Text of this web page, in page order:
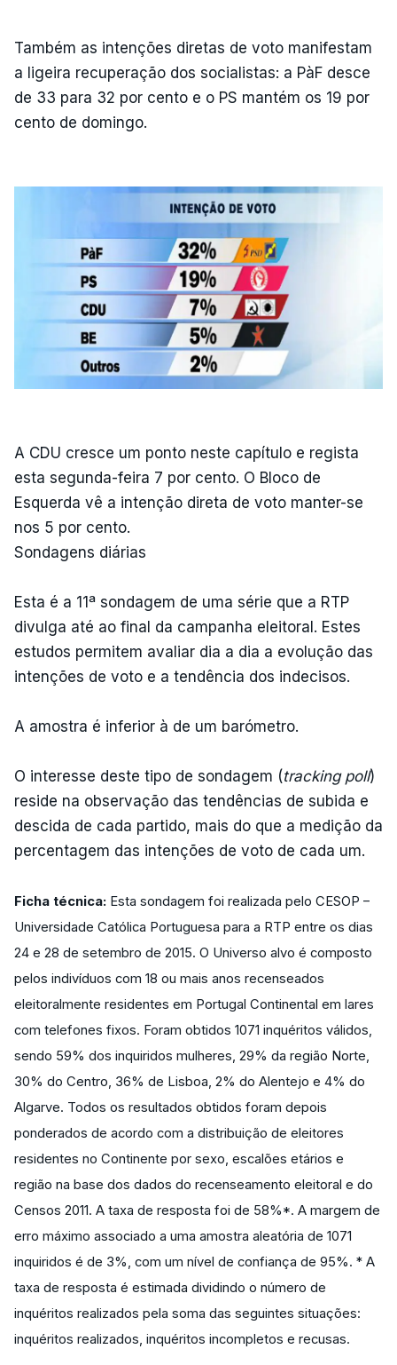
Também as intenções diretas de voto manifestam
a ligeira recuperação dos socialistas: a PàF desce
de 33 para 32 por cento e o PS mantém os 19 por
cento de domingo.
A CDU cresce um ponto neste capítulo e regista
esta segunda-feira 7 por cento. O Bloco de
Esquerda vê a intenção direta de voto manter-se
nos 5 por cento.
Sondagens diárias
Esta é a 11ª sondagem de uma série que a RTP
divulga até ao final da campanha eleitoral. Estes
estudos permitem avaliar dia a dia a evolução das
intenções de voto e a tendência dos indecisos.
A amostra é inferior à de um barómetro.
O interesse deste tipo de sondagem (tracking poll)
reside na observação das tendências de subida e
descida de cada partido, mais do que a medição da
percentagem das intenções de voto de cada um.
Ficha técnica: Esta sondagem foi realizada pelo CESOP –
Universidade Católica Portuguesa para a RTP entre os dias
24 e 28 de setembro de 2015. O Universo alvo é composto
pelos indivíduos com 18 ou mais anos recenseados
eleitoralmente residentes em Portugal Continental em lares
com telefones fixos. Foram obtidos 1071 inquéritos válidos,
sendo 59% dos inquiridos mulheres, 29% da região Norte,
30% do Centro, 36% de Lisboa, 2% do Alentejo e 4% do
Algarve. Todos os resultados obtidos foram depois
ponderados de acordo com a distribuição de eleitores
residentes no Continente por sexo, escalões etários e
região na base dos dados do recenseamento eleitoral e do
Censos 2011. A taxa de resposta foi de 58%*. A margem de
erro máximo associado a uma amostra aleatória de 1071
inquiridos é de 3%, com um nível de confiança de 95%. * A
taxa de resposta é estimada dividindo o número de
inquéritos realizados pela soma das seguintes situações:
inquéritos realizados, inquéritos incompletos e recusas.